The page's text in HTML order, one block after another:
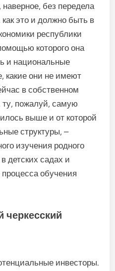
без передела
это и должно быть в
республики
которого она
и национальные
какие они не имеют
в собственном
ту, пожалуй, самую
выше и от которой
структуры, –
изучения родного
детских садах и
обучения
черкесский
инвесторы.